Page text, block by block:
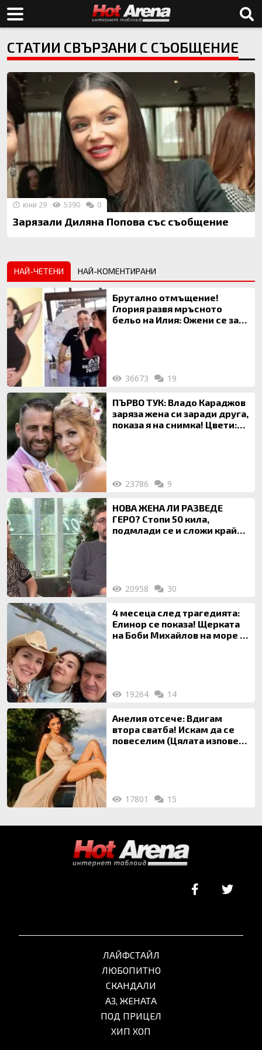
СТАТИИ СВЪРЗАНИ С СЪОБЩЕНИЕ
Зарязали Диляна Попова със съобщение
юни 29 5390 0
НАЙ-ЧЕТЕНИ НАЙ-КОМЕНТИРАНИ
Брутално отмъщение!
Глория развя мръсното
бельо на Илия: Ожени се за
36673 19
ПЪРВО ТУК: Владо Караджов
заряза жена си заради друга,
показа я на снимка! Цвети:
23786 9
НОВА ЖЕНА ЛИ РАЗВЕДЕ
ГЕРО? Стопи 50 кила,
подмлади се и сложи край
20958 30
4 месеца след трагедията:
Елинор се показа! Щерката
на Боби Михайлов на море с
19264 14
Анелия отсече: Вдигам
втора сватба! Искам да се
повеселим (Цялата изповед
17801 15
ЛАЙФСТАЙЛ
ЛЮБОПИТНО
СКАНДАЛИ
АЗ, ЖЕНАТА
ПОД ПРИЦЕЛ
ХИП ХОП